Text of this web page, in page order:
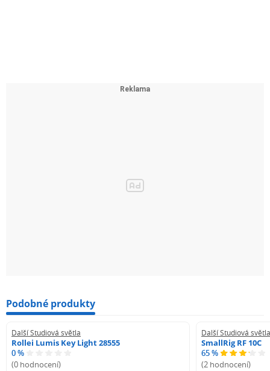
Podobné produkty
Další Studiová světla
Rollei Lumis Key Light 28555
0 %
(0 hodnocení)
Další Studiová světla
SmallRig RF 10C
65 %
(2 hodnocení)